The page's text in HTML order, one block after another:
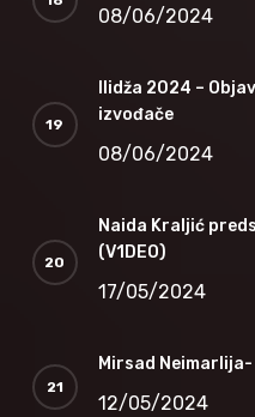
08/06/2024
Ilidža 2024 –
izvođače
08/06/2024
Naida Kraljić
(V1DEO)
17/05/2024
Mirsad Neimarlija-
12/05/2024